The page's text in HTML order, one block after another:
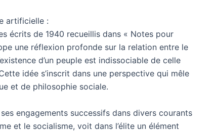
artificielle :
écrits de 1940 recueillis dans « Notes pour
une réflexion profonde sur la relation entre le
d’un peuple est indissociable de celle
idée s’inscrit dans une perspective qui mêle
et de philosophie sociale.
engagements successifs dans divers courants
et le socialisme, voit dans l’élite un élément